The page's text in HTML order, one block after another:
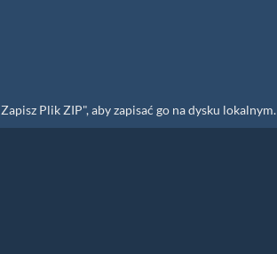
Plik ZIP", aby zapisać go na dysku lokalnym.